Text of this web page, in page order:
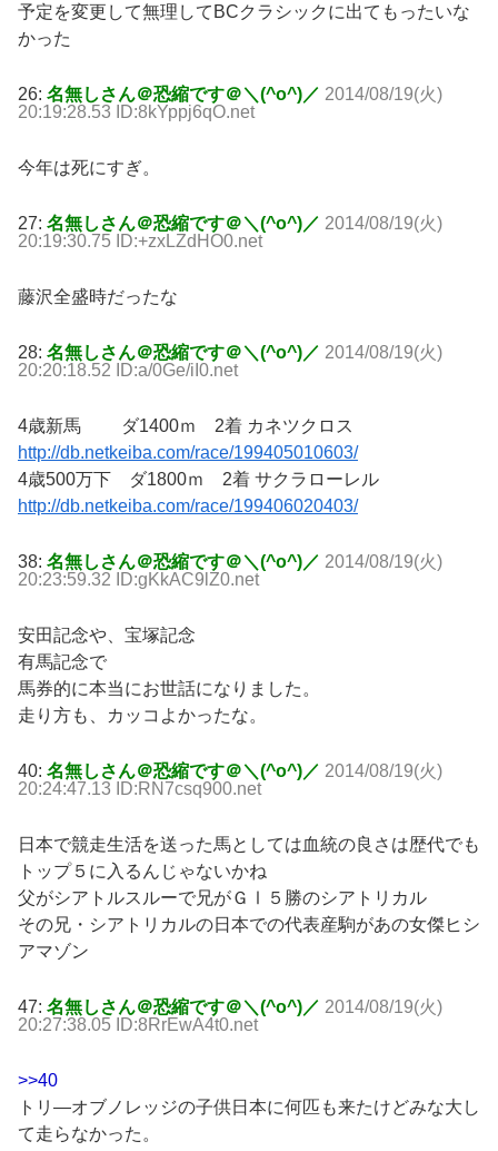
予定を変更して無理してBCクラシックに出てもったいな
かった
26: 名無しさん＠恐縮です＠＼(^o^)／ 2014/08/19(火)
20:19:28.53 ID:8kYppj6qO.net
今年は死にすぎ。
27: 名無しさん＠恐縮です＠＼(^o^)／ 2014/08/19(火)
20:19:30.75 ID:+zxLZdHO0.net
藤沢全盛時だったな
28: 名無しさん＠恐縮です＠＼(^o^)／ 2014/08/19(火)
20:20:18.52 ID:a/0Ge/iI0.net
4歳新馬 ダ1400ｍ 2着 カネツクロス
http://db.netkeiba.com/race/199405010603/
4歳500万下 ダ1800ｍ 2着 サクラローレル
http://db.netkeiba.com/race/199406020403/
38: 名無しさん＠恐縮です＠＼(^o^)／ 2014/08/19(火)
20:23:59.32 ID:gKkAC9lZ0.net
安田記念や、宝塚記念
有馬記念で
馬券的に本当にお世話になりました。
走り方も、カッコよかったな。
40: 名無しさん＠恐縮です＠＼(^o^)／ 2014/08/19(火)
20:24:47.13 ID:RN7csq900.net
日本で競走生活を送った馬としては血統の良さは歴代でも
トップ５に入るんじゃないかね
父がシアトルスルーで兄がＧⅠ５勝のシアトリカル
その兄・シアトリカルの日本での代表産駒があの女傑ヒシ
アマゾン
47: 名無しさん＠恐縮です＠＼(^o^)／ 2014/08/19(火)
20:27:38.05 ID:8RrEwA4t0.net
>>40
トリ―オブノレッジの子供日本に何匹も来たけどみな大し
て走らなかった。